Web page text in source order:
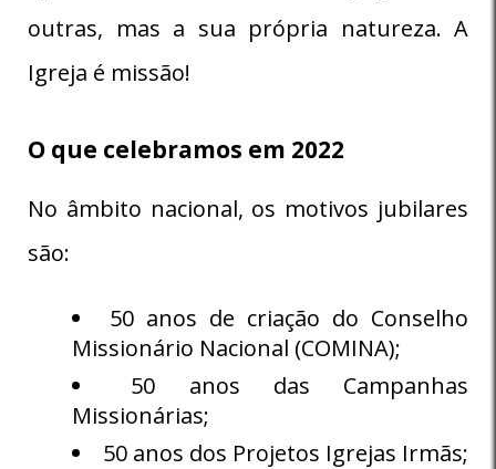
outras, mas a sua própria natureza. A
Igreja é missão!
O que celebramos em 2022
No âmbito nacional, os motivos jubilares
são:
50 anos de criação do Conselho
Missionário Nacional (COMINA);
50 anos das Campanhas
Missionárias;
50 anos dos Projetos Igrejas Irmãs;